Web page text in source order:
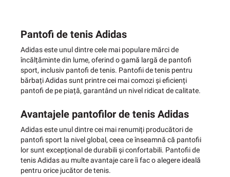
Pantofi de tenis Adidas
Adidas este unul dintre cele mai populare mărci de
încălțăminte din lume, oferind o gamă largă de pantofi
sport, inclusiv pantofi de tenis. Pantofii de tenis pentru
bărbați Adidas sunt printre cei mai comozi și eficienți
pantofi de pe piață, garantând un nivel ridicat de calitate.
Avantajele pantofilor de tenis Adidas
Adidas este unul dintre cei mai renumiți producători de
pantofi sport la nivel global, ceea ce înseamnă că pantofii
lor sunt excepțional de durabili și confortabili. Pantofii de
tenis Adidas au multe avantaje care îi fac o alegere ideală
pentru orice jucător de tenis.